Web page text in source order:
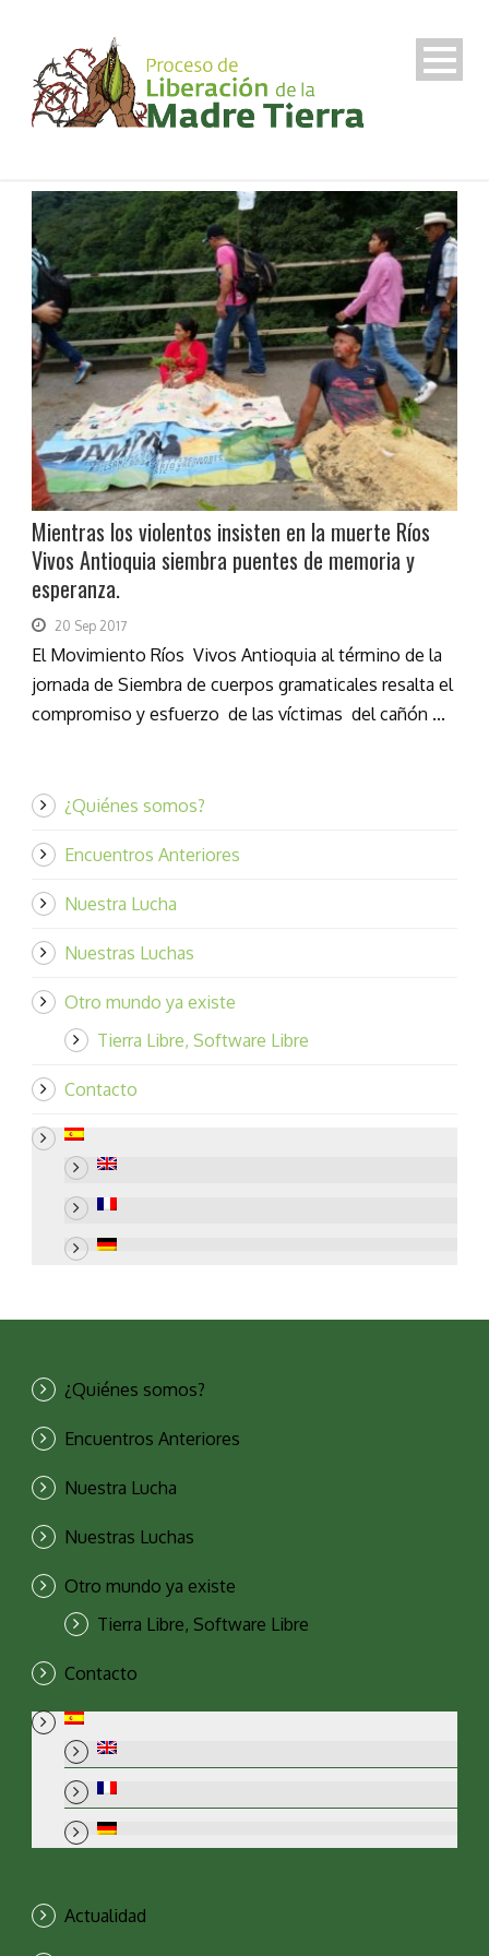
Mientras los violentos insisten en la muerte Ríos
Vivos Antioquia siembra puentes de memoria y
esperanza.
20 Sep 2017
El Movimiento Ríos Vivos Antioquia al término de la
jornada de Siembra de cuerpos gramaticales resalta el
compromiso y esfuerzo de las víctimas del cañón ...
¿Quiénes somos?
Encuentros Anteriores
Nuestra Lucha
Nuestras Luchas
Otro mundo ya existe
Tierra Libre, Software Libre
Contacto
¿Quiénes somos?
Encuentros Anteriores
Nuestra Lucha
Nuestras Luchas
Otro mundo ya existe
Tierra Libre, Software Libre
Contacto
Actualidad